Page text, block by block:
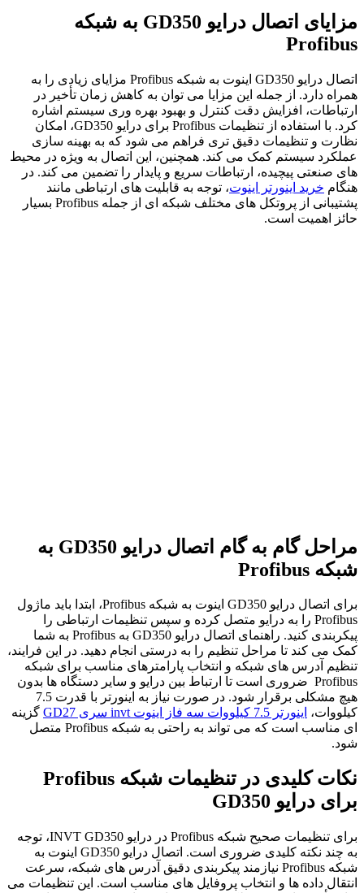
مزایای اتصال درایو GD350 به شبکه
Profibus
اتصال درایو GD350 اینوت به شبکه Profibus مزایای زیادی را به
همراه دارد. از جمله این مزایا می توان به کاهش زمان تأخیر در
ارتباطات، افزایش دقت کنترل و بهبود بهره وری سیستم اشاره
کرد. با استفاده از تنظیمات Profibus برای درایو GD350، امکان
نظارت و تنظیمات دقیق تری فراهم می شود که به بهینه سازی
عملکرد سیستم کمک می کند. همچنین، این اتصال به ویژه در محیط
های صنعتی پیچیده، ارتباطات سریع و پایدار را تضمین می کند. در
هنگام خرید اینورتر اینوت، توجه به قابلیت های ارتباطی مانند
پشتیبانی از پروتکل های مختلف شبکه ای از جمله Profibus بسیار
حائز اهمیت است.
مراحل گام به گام اتصال درایو GD350 به
شبکه Profibus
برای اتصال درایو GD350 اینوت به شبکه Profibus، ابتدا باید ماژول
Profibus را به درایو متصل کرده و سپس تنظیمات ارتباطی را
پیکربندی کنید. راهنمای اتصال درایو GD350 به Profibus به شما
کمک می کند تا مراحل تنظیم را به درستی انجام دهید. در این فرایند،
تنظیم آدرس های شبکه و انتخاب پارامترهای مناسب برای شبکه
Profibus ضروری است تا ارتباط بین درایو و سایر دستگاه ها بدون
هیچ مشکلی برقرار شود. در صورت نیاز به اینورتر با قدرت 7.5
کیلووات، اينورتر 7.5 کیلووات سه فاز اینوت invt سری GD27
گزینه
ای مناسب است که می تواند به راحتی به شبکه Profibus متصل
شود.
نکات کلیدی در تنظیمات شبکه Profibus
برای درایو GD350
برای تنظیمات صحیح شبکه Profibus در درایو INVT GD350، توجه
به چند نکته کلیدی ضروری است. اتصال درایو GD350 اینوت به
شبکه Profibus نیازمند پیکربندی دقیق آدرس های شبکه، سرعت
انتقال داده ها و انتخاب پروفایل های مناسب است. این تنظیمات می